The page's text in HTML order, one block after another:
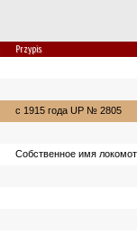
Przypis
c 1915 года UP № 2805
Собственное имя